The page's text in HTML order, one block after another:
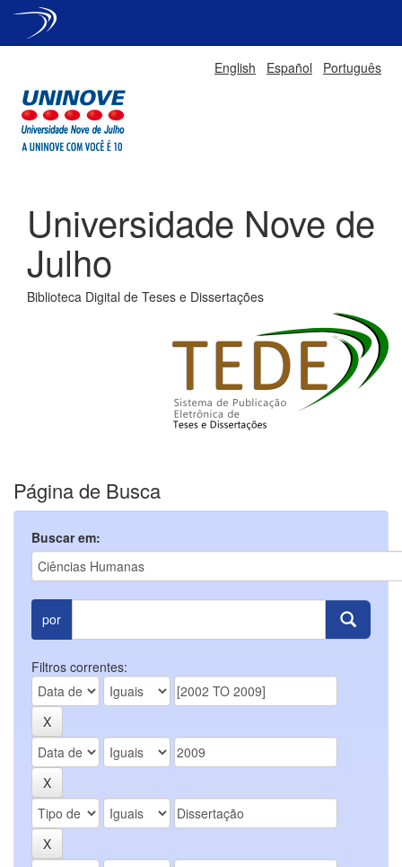
English Español Português
Universidade Nove de
Julho
Biblioteca Digital de Teses e Dissertações
Página de Busca
Buscar em:
por
Filtros correntes: